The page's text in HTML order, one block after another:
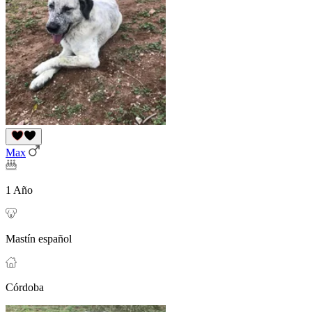
Max
1 Año
Mastín español
Córdoba